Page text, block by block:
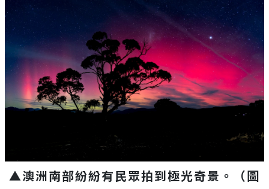
▲澳洲南部紛紛有民眾拍到極光奇景。（圖